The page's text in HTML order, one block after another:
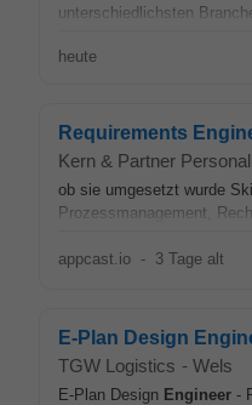
unterschiedlichsten
heute
Requirements
Kern & Partner
ob sie umgesetzt wurde
Prozessmanagement,
appcast.io - 3 Tage alt
E-Plan Design
TGW Logistics - Wels
E-Plan Design Engineer -